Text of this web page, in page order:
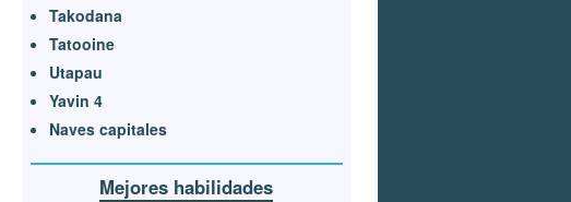
Takodana
Tatooine
Utapau
Yavin 4
Naves capitales
Mejores habilidades